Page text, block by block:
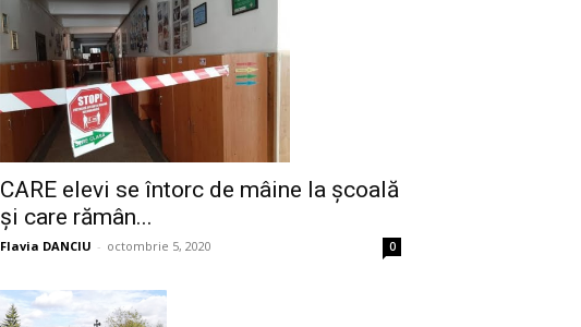
CARE elevi se întorc de mâine la școală
și care rămân...
Flavia DANCIU - octombrie 5, 2020 0